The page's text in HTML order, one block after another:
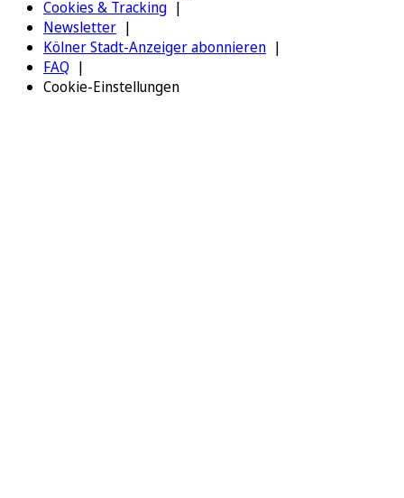
Cookies & Tracking
Newsletter
Kölner Stadt-Anzeiger abonnieren
FAQ
Cookie-Einstellungen